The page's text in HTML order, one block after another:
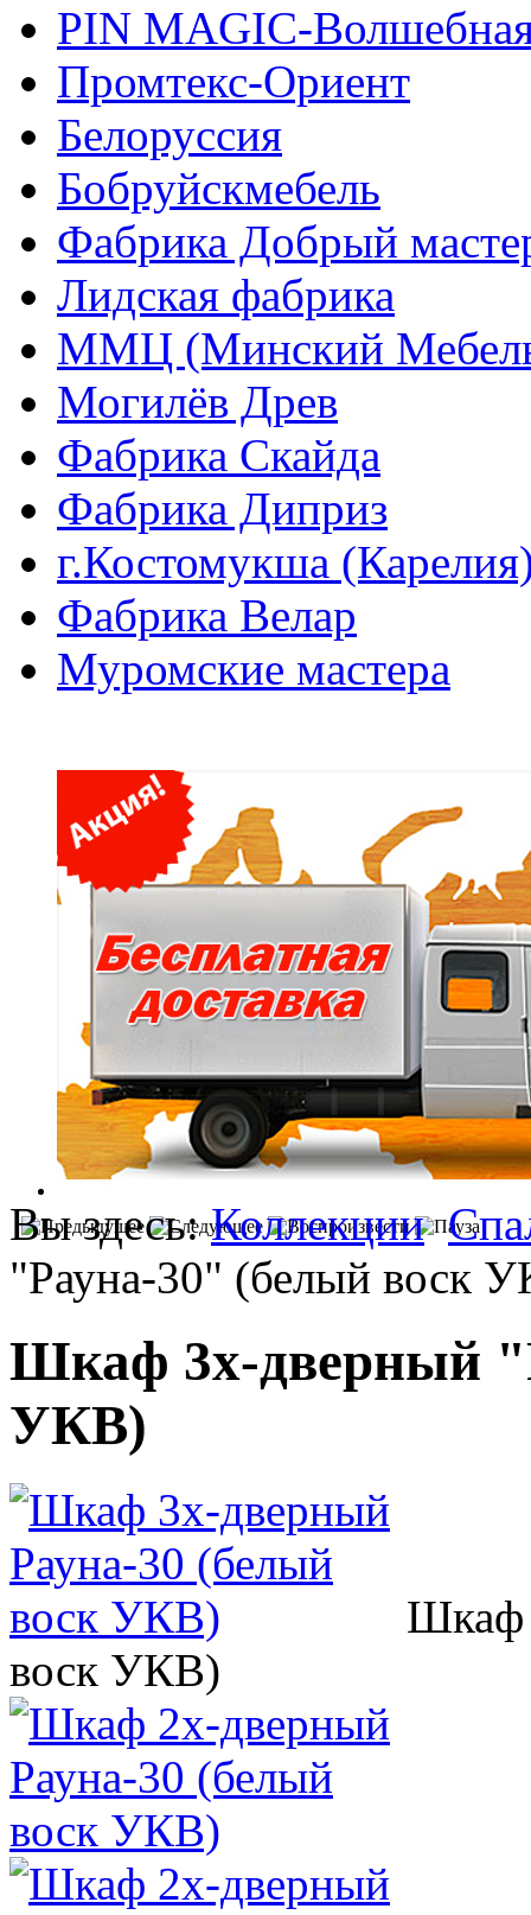
PIN MAGIС-
Промтекс-Ориент
Белоруссия
Бобруйскмебель
Фабрика Добрый
Лидская фабрика
ММЦ (Минский
Могилёв Древ
Фабрика Скайда
Фабрика Диприз
г.Костомукша
Фабрика Велар
Муромские мастера
Вы здесь:Коллекции
"Рауна-30" (белый воск
Шкаф 3х-дверный
УКВ)
Шкаф
воск УКВ)